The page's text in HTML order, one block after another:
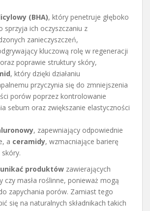
(BHA), który penetruje głęboko
sprzyja ich oczyszczaniu z
zanieczyszczeń,
kluczową rolę w regeneracji
poprawie struktury skóry,
, który dzięki działaniu
przyczynia się do zmniejszenia
porów poprzez kontrolowanie
sebum oraz zwiększanie elastyczności
, zapewniający odpowiednie
a ceramidy, wzmacniające barierę
produktów zawierających
czy masła roślinne, ponieważ mogą
zapychania porów. Zamiast tego
się na naturalnych składnikach takich